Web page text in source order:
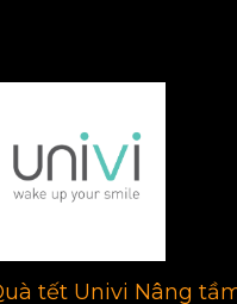
tết Univi Nâng